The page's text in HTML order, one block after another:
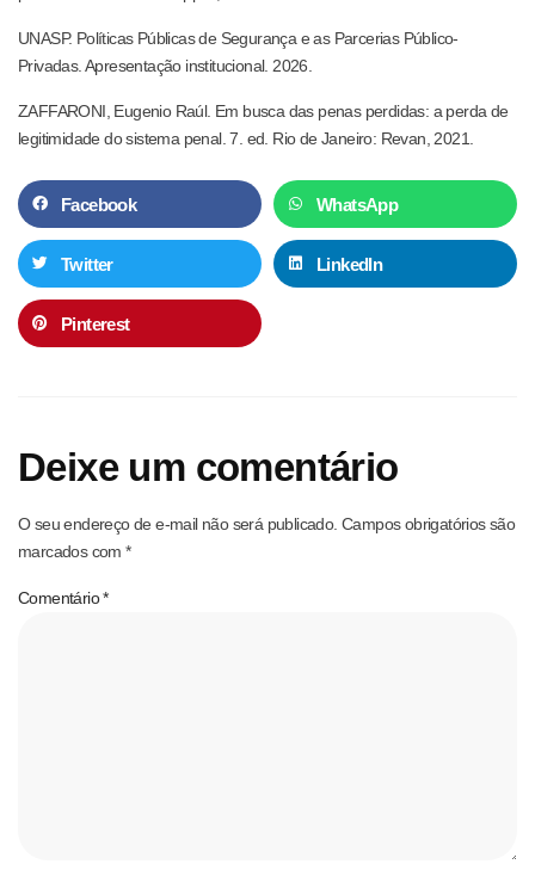
UNASP. Políticas Públicas de Segurança e as Parcerias Público-
Privadas. Apresentação institucional. 2026.
ZAFFARONI, Eugenio Raúl. Em busca das penas perdidas: a perda de
legitimidade do sistema penal. 7. ed. Rio de Janeiro: Revan, 2021.
Facebook WhatsApp
Twitter LinkedIn
Pinterest
Deixe um comentário
O seu endereço de e-mail não será publicado. Campos obrigatórios são
marcados com*
Comentário*